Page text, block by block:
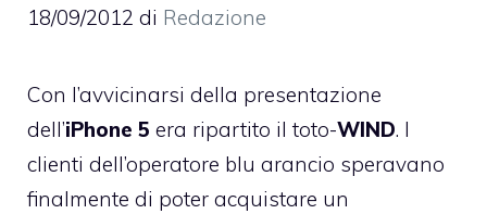
18/09/2012 di Redazione
Con l’avvicinarsi della presentazione
dell’iPhone 5 era ripartito il toto-WIND. I
clienti dell’operatore blu arancio speravano
finalmente di poter acquistare un